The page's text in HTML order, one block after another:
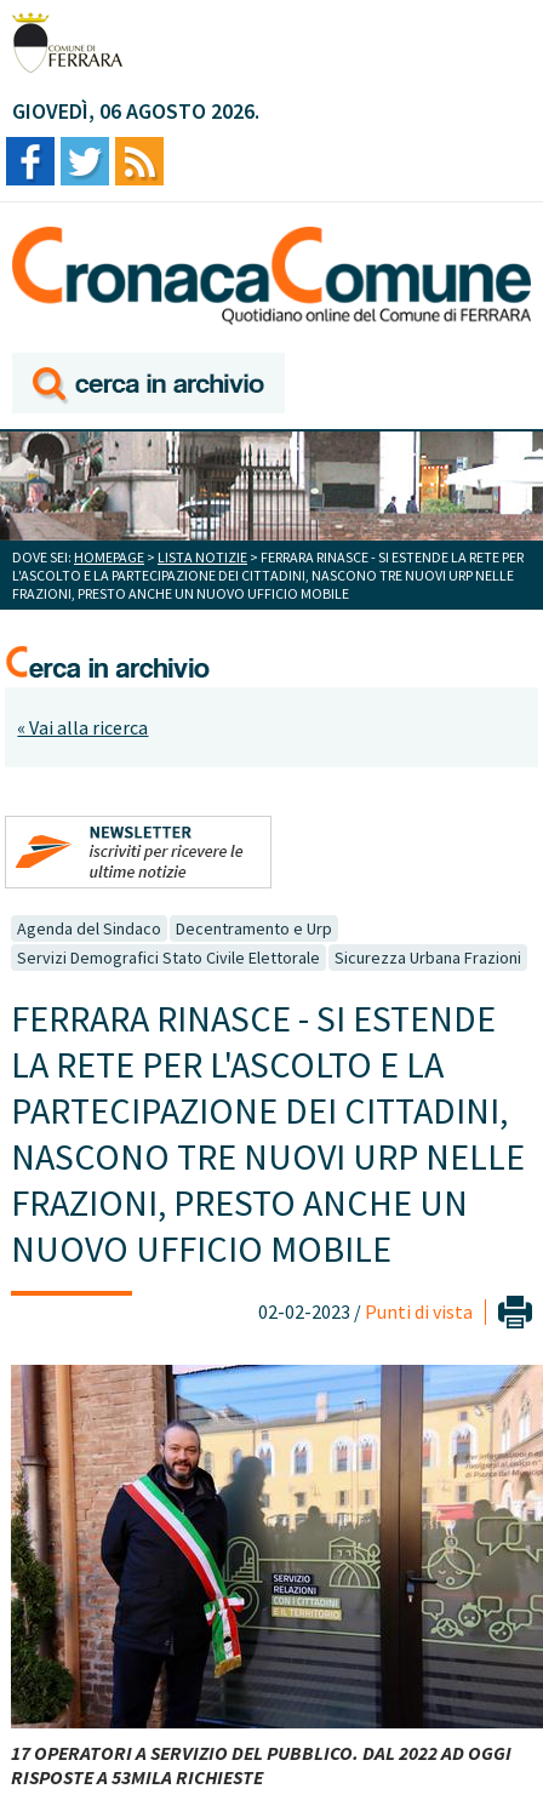
GIOVEDÌ, 06 AGOSTO 2026.
DOVE SEI: HOMEPAGE > LISTA NOTIZIE > FERRARA RINASCE - SI ESTENDE LA RETE PER
L'ASCOLTO E LA PARTECIPAZIONE DEI CITTADINI, NASCONO TRE NUOVI URP NELLE
FRAZIONI, PRESTO ANCHE UN NUOVO UFFICIO MOBILE
« Vai alla ricerca
Agenda del Sindaco
Decentramento e Urp
Servizi Demografici Stato Civile Elettorale
Sicurezza Urbana Frazioni
FERRARA RINASCE - SI ESTENDE
LA RETE PER L'ASCOLTO E LA
PARTECIPAZIONE DEI CITTADINI,
NASCONO TRE NUOVI URP NELLE
FRAZIONI, PRESTO ANCHE UN
NUOVO UFFICIO MOBILE
02-02-2023 / Punti di vista
17 OPERATORI A SERVIZIO DEL PUBBLICO. DAL 2022 AD OGGI
RISPOSTE A 53MILA RICHIESTE